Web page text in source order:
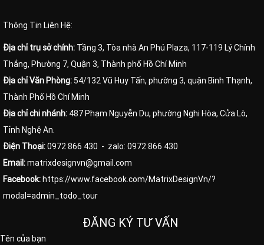
Thông Tin Liên Hệ:
Địa chỉ trụ sở chính: Tầng 3, Tòa nhà An Phú Plaza, 117-119 Lý Chính
Thắng, Phường 7, Quận 3, Thành phố Hồ Chí Minh
Địa chỉ Văn Phòng: 54/132 Vũ Huy Tấn, phường 3, quận Bình Thạnh,
Thành Phố Hồ Chí Minh
Địa chỉ chi nhánh: 487 Phạm Nguyễn Du, phường Nghi Hòa, Cửa Lò,
Tỉnh Nghệ An.
Điện Thoại:0972 866 430 - zalo: 0972 866 430
Email:matrixdesignvn@gmail.com
Facebook: https://www.facebook.com/MatrixDesignVn/?
modal=admin_todo_tour
ĐĂNG KÝ TƯ VẤN
Tên của bạn